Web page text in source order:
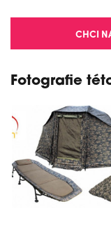
CHCI
Fotografie